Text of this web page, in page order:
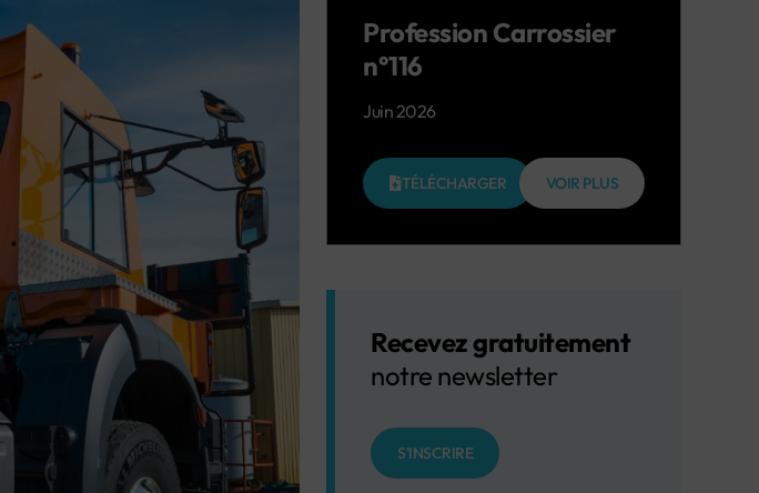
Profession Carrossier
n°116
Juin 2026
TÉLÉCHARGER VOIR PLUS
Recevez gratuitement
notre newsletter
S'INSCRIRE